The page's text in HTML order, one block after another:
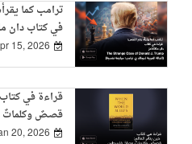
ترامب كما
في كتاب دان
15, 2026
قراءة في كتاب
قصصٌ وكلماتٌ
20, 2026